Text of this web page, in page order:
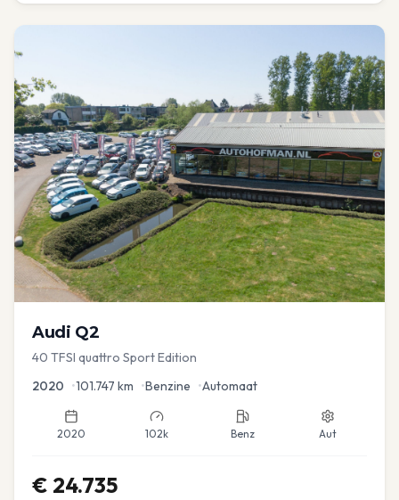
Audi Q2
40 TFSI quattro Sport Edition
2020 •101.747 km •Benzine •Automaat
2020 102k Benz Aut
€ 24.735